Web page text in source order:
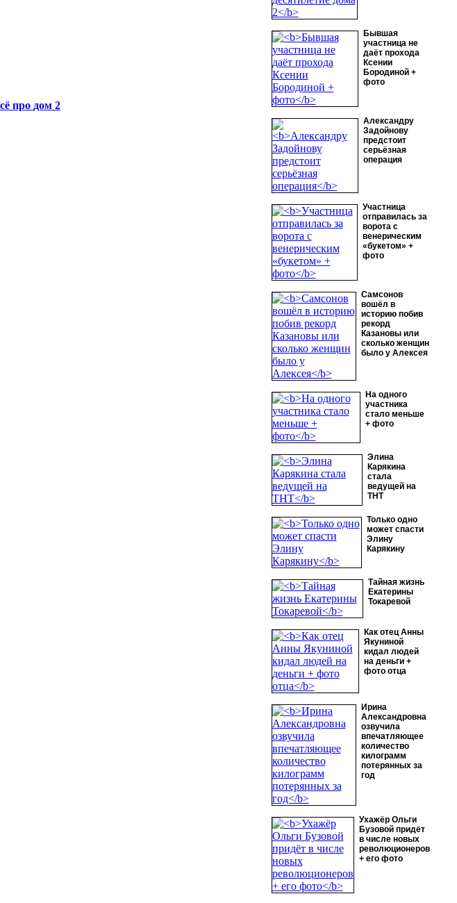
Бывшая
участница не
даёт прохода
Ксении
Бородиной +
фото
Александру
Задойнову
предстоит
серьёзная
операция
Участница
отправилась за
ворота с
венерическим
«букетом» +
фото
Самсонов
вошёл в
историю побив
рекорд
Казановы или
сколько женщин
было у Алексея
На одного
участника
стало меньше
+ фото
Элина
Карякина
стала
ведущей на
ТНТ
Только одно
может спасти
Элину
Карякину
Тайная жизнь
Екатерины
Токаревой
Как отец Анны
Якуниной
кидал людей
на деньги +
фото отца
Ирина
Александровна
озвучила
впечатляющее
количество
килограмм
потерянных за
год
Ухажёр Ольги
Бузовой придёт
в числе новых
революционеров
+ его фото
про дом 2